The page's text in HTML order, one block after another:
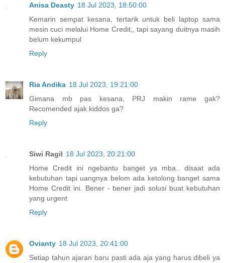
Anisa Deasty 18 Jul 2023, 18:50:00
Kemarin sempat kesana, tertarik untuk beli laptop sama
mesin cuci melalui Home Credit,, tapi sayang duitnya masih
belum kekumpul
Reply
Ria Andika 18 Jul 2023, 19:21:00
Gimana mb pas kesana, PRJ makin rame gak?
Recomended ajak kiddos ga?
Reply
Siwi Ragil 18 Jul 2023, 20:21:00
Home Credit ini ngebantu banget ya mba.. disaat ada
kebutuhan tapi uangnya belom ada ketolong banget sama
Home Credit ini. Bener - bener jadi solusi buat kebutuhan
yang urgent
Reply
Ovianty 18 Jul 2023, 20:41:00
Setiap tahun ajaran baru pasti ada aja yang harus dibeli ya